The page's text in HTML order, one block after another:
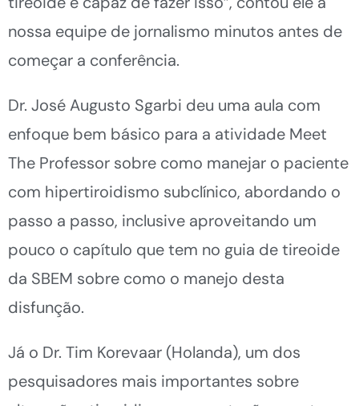
nossa equipe de jornalismo minutos antes de
começar a conferência.
Dr. José Augusto Sgarbi deu uma aula com
enfoque bem básico para a atividade Meet
The Professor sobre como manejar o paciente
com hipertiroidismo subclínico, abordando o
passo a passo, inclusive aproveitando um
pouco o capítulo que tem no guia de tireoide
da SBEM sobre como o manejo desta
disfunção.
Já o Dr. Tim Korevaar (Holanda), um dos
pesquisadores mais importantes sobre